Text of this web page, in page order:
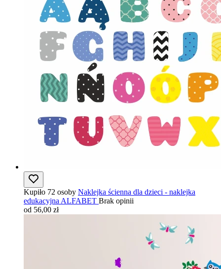
Kupiło 72 osoby Naklejka ścienna dla dzieci - naklejka
edukacyjna ALFABET Brak opinii
od 56,00 zł